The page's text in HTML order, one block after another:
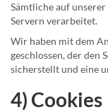
Sämtliche auf
Servern verarbeitet.
Wir haben mit dem
geschlossen, der den
sicherstellt und eine
4) Cookies